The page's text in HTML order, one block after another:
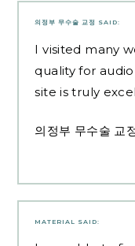
의정부 무수술 교정 SAID:
I visited many
quality for
site is truly
의정부 무수술 교
MATERIAL SAID: